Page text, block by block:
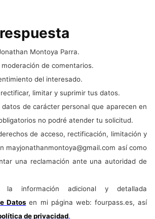
Montoya Parra.
de comentarios.
del interesado.
limitar y suprimir tus datos.
de carácter personal que aparecen en
no podré atender tu solicitud.
de acceso, rectificación, limitación y
mayjonathanmontoya@gmail.com así como
una reclamación ante una autoridad de
la información adicional y detallada
Datos en mi página web: fourpass.es, así
de privacidad.